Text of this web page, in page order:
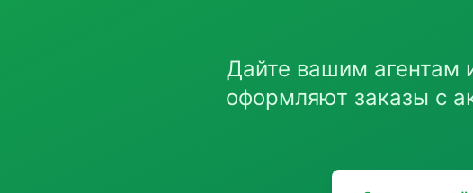
Дайте вашим агентам
оформляют заказы с